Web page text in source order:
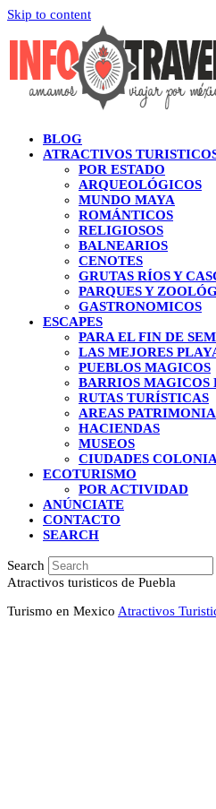
Skip to content
BLOG
ATRACTIVOS
POR ESTADO
ARQUEOLÓGICOS
MUNDO MAYA
ROMÁNTICOS
RELIGIOSOS
BALNEARIOS
CENOTES
GRUTAS RÍOS Y
PARQUES Y
GASTRONOMICOS
ESCAPES
PARA EL FIN DE
LAS MEJORES
PUEBLOS MAGICOS
BARRIOS MAGICOS
RUTAS TURÍSTICAS
AREAS
HACIENDAS
MUSEOS
CIUDADES
ECOTURISMO
POR ACTIVIDAD
ANÚNCIATE
CONTACTO
SEARCH
Search
Atractivos turisticos de Puebla
Turismo en Mexico Atractivos